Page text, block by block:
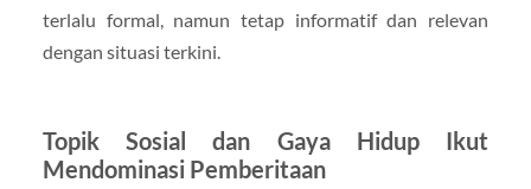
terlalu formal, namun tetap informatif dan relevan
dengan situasi terkini.
Topik Sosial dan Gaya Hidup Ikut
Mendominasi Pemberitaan